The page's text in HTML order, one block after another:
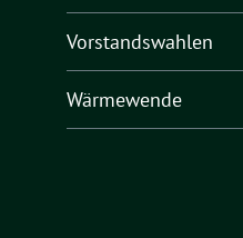
Vorstandswahlen
Wärmewende